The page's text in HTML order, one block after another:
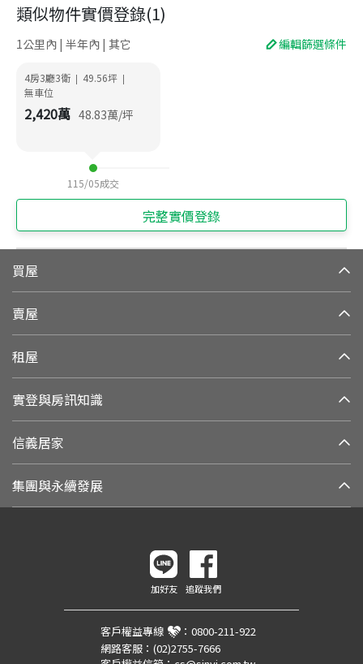
類似物件實價登錄(1)
1公里內 | 半年內 | 其它 編輯篩選條件
4房3廳3衛 | 49.56坪 |
無車位
2,420萬 48.83萬/坪
115/05成交
完整實價登錄
買屋
賣屋
租屋
實登與房訊知識
信義居家
集團與永續發展
加好友 追蹤我們
客戶權益專線 ： 0800-211-922
網路客服： (02)2755-7666